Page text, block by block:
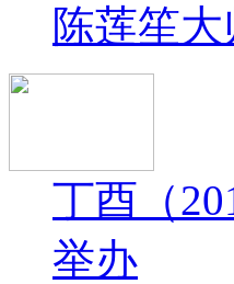
陈莲笙
丁酉（
举办